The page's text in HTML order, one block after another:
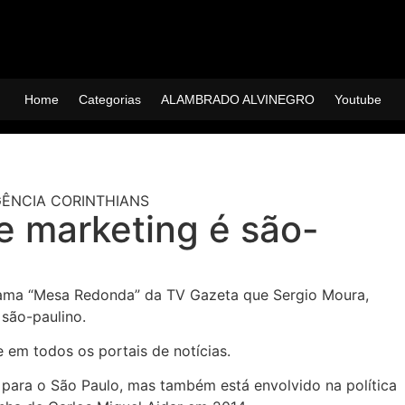
Home Categorias ALAMBRADO ALVINEGRO Youtube
marketing é são-
“Mesa Redonda” da TV Gazeta que Sergio Moura,
paulino.
em todos os portais de notícias.
o São Paulo, mas também está envolvido na política